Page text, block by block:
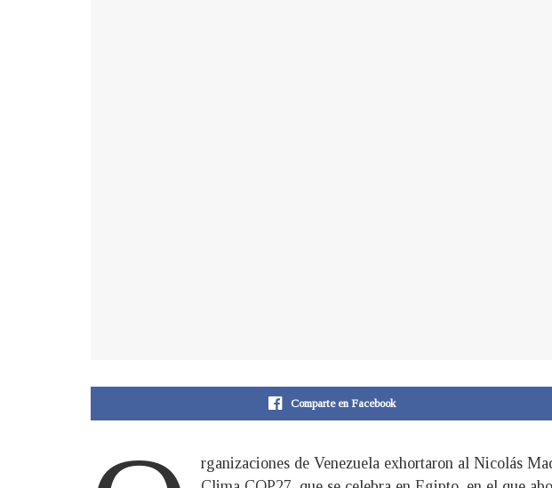
Comparte en Facebook
rganizaciones de Venezuela exhortaron al Nicolás